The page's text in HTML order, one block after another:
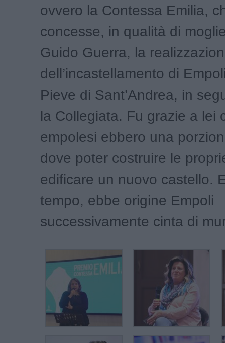
ovvero la Contessa Emilia,
concesse, in qualità di
Guido Guerra, la
dell’incastellamento di
Pieve di Sant’Andrea, in
la Collegiata. Fu grazie a lei
empolesi ebbero una
dove poter costruire le
edificare un nuovo castello.
tempo, ebbe origine Empoli
successivamente cinta di